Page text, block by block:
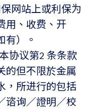
网站上或利保为
用、收费、开
（如有）。
议第2 条条款
的但不限於金属
，所进行的包括
谘询／證明／校